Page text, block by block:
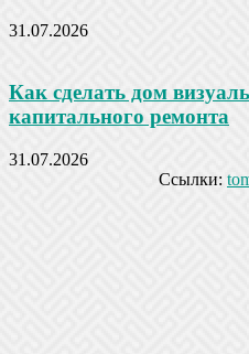
31.07.2026
Как сделать дом
капитального ремонта
31.07.2026
Ссылки: